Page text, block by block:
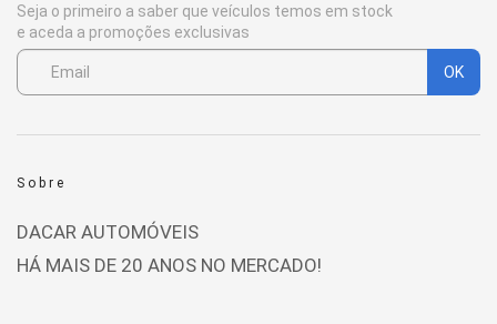
Seja o primeiro a saber que veículos temos em stock
e aceda a promoções exclusivas
OK
Sobre
DACAR AUTOMÓVEIS
HÁ MAIS DE 20 ANOS NO MERCADO!